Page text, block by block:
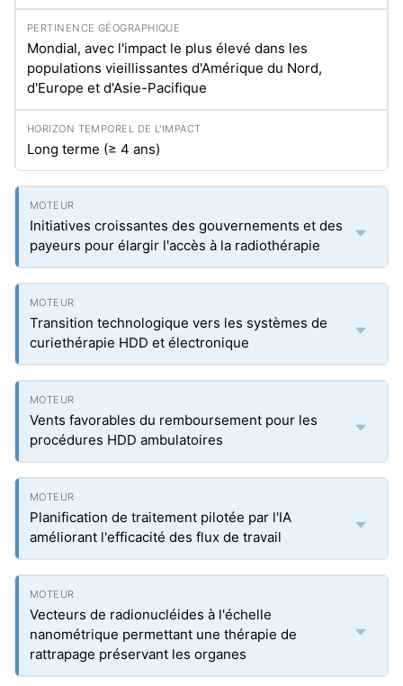
Mondial, avec l'impact le plus élevé dans les
populations vieillissantes d'Amérique du Nord,
d'Europe et d'Asie-Pacifique
Long terme (≥ 4 ans)
Initiatives croissantes des gouvernements et des
payeurs pour élargir l'accès à la radiothérapie
Transition technologique vers les systèmes de
curiethérapie HDD et électronique
Vents favorables du remboursement pour les
procédures HDD ambulatoires
Planification de traitement pilotée par l'IA
améliorant l'efficacité des flux de travail
Vecteurs de radionucléides à l'échelle
nanométrique permettant une thérapie de
rattrapage préservant les organes